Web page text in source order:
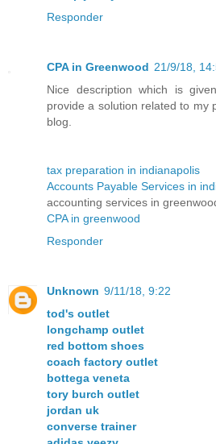
Responder
CPA in Greenwood 21/9/18,
Nice description which is
provide a solution related to my
blog.
tax preparation in indianapolis
Accounts Payable Services in
accounting services in
CPA in greenwood
Responder
Unknown 9/11/18, 9:22
tod's outlet
longchamp outlet
red bottom shoes
coach factory outlet
bottega veneta
tory burch outlet
jordan uk
converse trainer